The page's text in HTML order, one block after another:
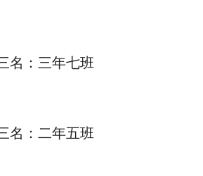
名：三年七班
名：二年五班